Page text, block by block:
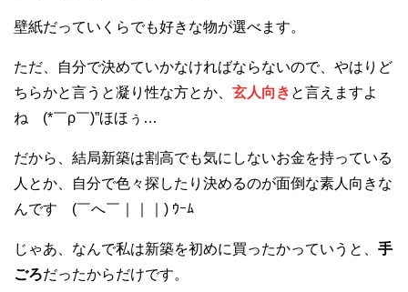
壁紙だっていくらでも好きな物が選べます。
ただ、自分で決めていかなければならないので、やはりど
ちらかと言うと凝り性な方とか、 玄人向き と言えますよ
ね (*￣ρ￣)”ほほぅ…
だから、結局新築は割高でも気にしないお金を持っている
人とか、自分で色々探したり決めるのが面倒な素人向きな
んです (￣へ￣｜｜｜) ｳｰﾑ
じゃあ、なんで私は新築を初めに買ったかっていうと、 手
ごろだったからだけです。